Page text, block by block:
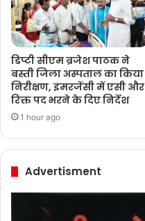
डिप्टी सीएम ब्रजेश पाठक ने
बस्ती जिला अस्पताल का किया
निरीक्षण, इमरजेंसी में एसी और
रिक्त पद भरने के दिए निर्देश
1 hour ago
Advertisment